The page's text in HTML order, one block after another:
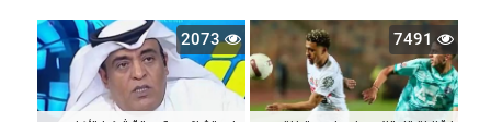
7491
2073